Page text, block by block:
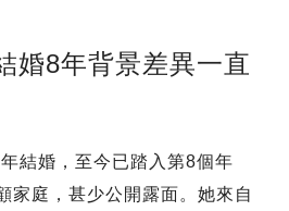
婚8年背景差異一直
結婚，至今已踏入第8個年
家庭，甚少公開露面。她來自